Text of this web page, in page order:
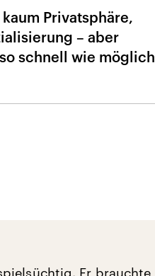
Privatsphäre,
– aber
schnell wie möglich
Er brauchte